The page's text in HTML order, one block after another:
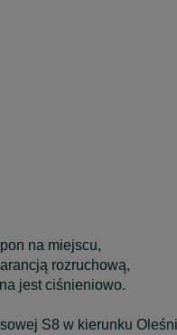
na miejscu,
rozruchową,
jest ciśnieniowo.
S8 w kierunku